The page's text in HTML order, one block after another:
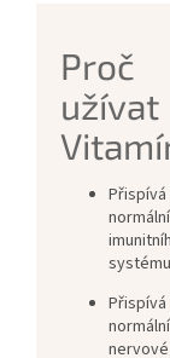
Proč
užívat
Přispívá
Přispívá
nervové